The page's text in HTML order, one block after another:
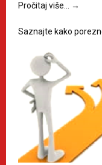
Pročitaj više…
→
Saznajte kako